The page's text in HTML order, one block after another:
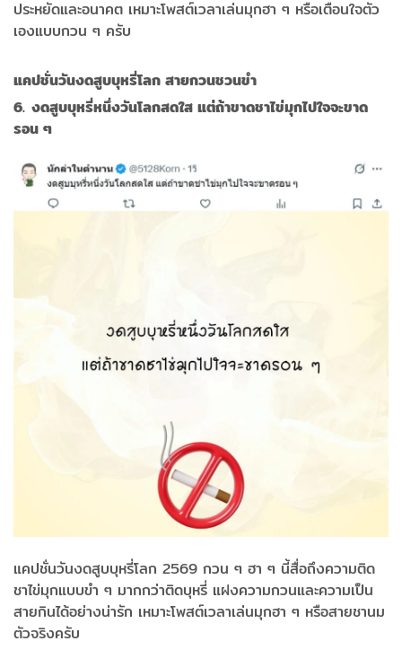
ประหยัดและอนาคต เหมาะโพสต์เวลาเล่นมุกฮา ๆ หรือเตือนใจตัว
เองแบบกวน ๆ ครับ
แคปชั่นวันงดสูบบุหรี่โลก สายกวนชวนขำ
6. งดสูบบุหรี่หนึ่งวันโลกสดใส แต่ถ้าขาดชาไข่มุกไปใจจะขาด
รอน ๆ
แคปชั่นวันงดสูบบุหรี่โลก 2569 กวน ๆ ฮา ๆ นี้สื่อถึงความติด
ชาไข่มุกแบบขำ ๆ มากกว่าติดบุหรี่ แฝงความกวนและความเป็น
สายกินได้อย่างน่ารัก เหมาะโพสต์เวลาเล่นมุกฮา ๆ หรือสายชานม
ตัวจริงครับ